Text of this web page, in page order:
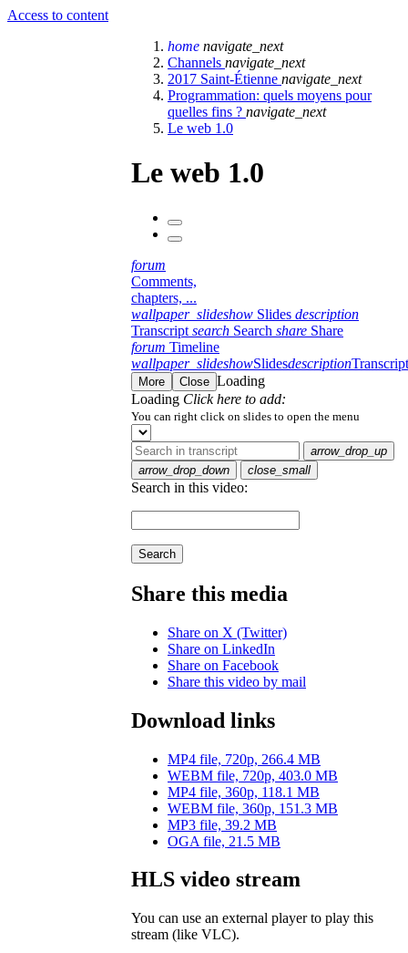
Access to content
home navigate_next
Channels navigate_next
2017 Saint-Étienne navigate_next
Programmation: quels moyens pour
quelles fins ? navigate_next
Le web 1.0
Le web 1.0
forum
Comments,
chapters, ...
wallpaper_slideshow Slides description
Transcript search Search share Share
forum Timeline
wallpaper_slideshowSlidesdescriptionTranscript
More Close Loading
Loading Click here to add:
You can right click on slides to open the menu
arrow_drop_up
arrow_drop_down
close_small
Search in this video:
Search
Share this media
Share on X (Twitter)
Share on LinkedIn
Share on Facebook
Share this video by mail
Download links
MP4 file, 720p, 266.4 MB
WEBM file, 720p, 403.0 MB
MP4 file, 360p, 118.1 MB
WEBM file, 360p, 151.3 MB
MP3 file, 39.2 MB
OGA file, 21.5 MB
HLS video stream
You can use an external player to play this
stream (like VLC).